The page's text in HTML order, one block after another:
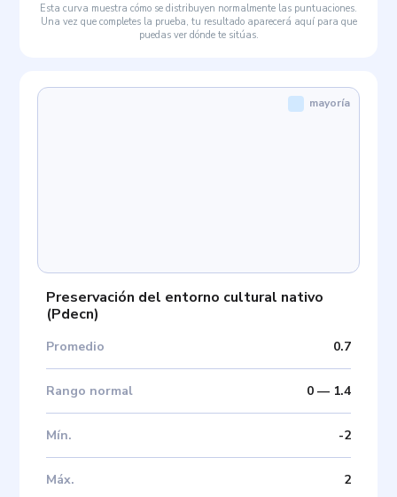
Esta curva muestra cómo se distribuyen normalmente las puntuaciones.
Una vez que completes la prueba, tu resultado aparecerá aquí para que
puedas ver dónde te sitúas.
Preservación del entorno cultural nativo
(Pdecn)
Promedio 0.7
Rango normal 0— 1.4
Mín. -2
Máx. 2
mayoría